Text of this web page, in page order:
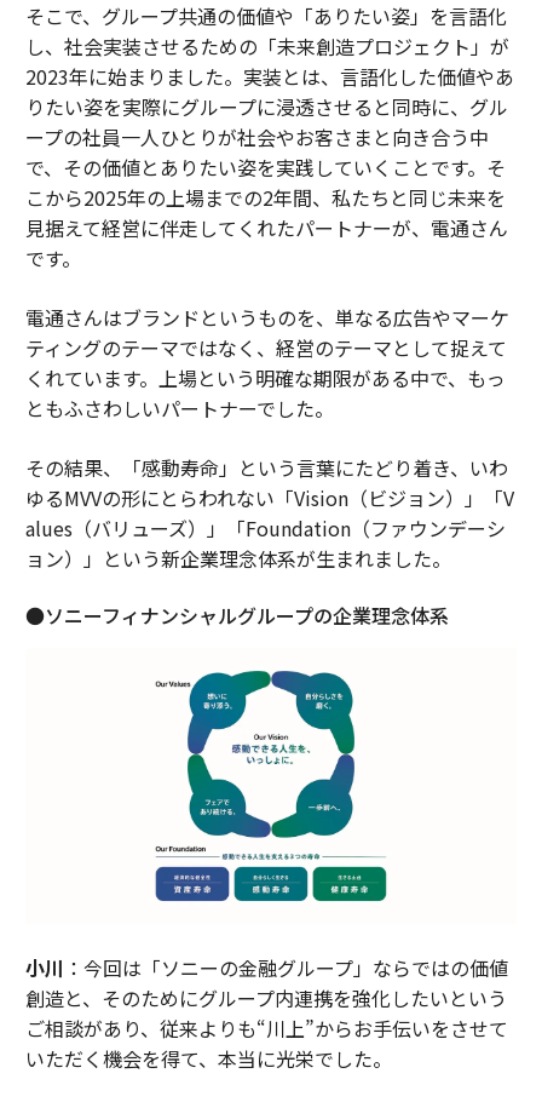
そこで、グループ共通の価値や「ありたい姿」を言語化
し、社会実装させるための「未来創造プロジェクト」が
2023年に始まりました。実装とは、言語化した価値やあ
りたい姿を実際にグループに浸透させると同時に、グル
ープの社員一人ひとりが社会やお客さまと向き合う中
で、その価値とありたい姿を実践していくことです。そ
こから2025年の上場までの2年間、私たちと同じ未来を
見据えて経営に伴走してくれたパートナーが、電通さん
です。
電通さんはブランドというものを、単なる広告やマーケ
ティングのテーマではなく、経営のテーマとして捉えて
くれています。上場という明確な期限がある中で、もっ
ともふさわしいパートナーでした。
その結果、「感動寿命」という言葉にたどり着き、いわ
ゆるMVVの形にとらわれない「Vision（ビジョン）」「V
alues（バリューズ）」「Foundation（ファウンデーシ
ョン）」という新企業理念体系が生まれました。
●ソニーフィナンシャルグループの企業理念体系
小川 ：今回は「ソニーの金融グループ」ならではの価値
創造と、そのためにグループ内連携を強化したいという
ご相談があり、従来よりも“川上”からお手伝いをさせて
いただく機会を得て、本当に光栄でした。